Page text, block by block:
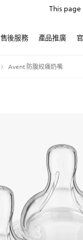
This
售後服務 產品推廣
Avent 防腹絞痛奶嘴